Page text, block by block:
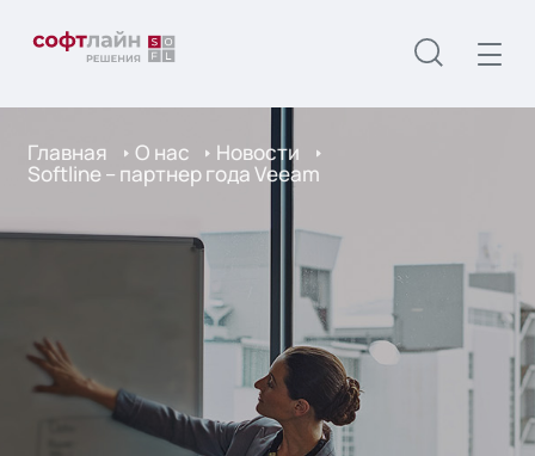
Главная О нас Новости
Softline – партнер года Veeam